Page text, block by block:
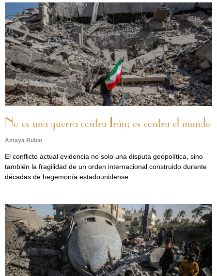
No es una guerra contra Irán; es contra el mundo
Amaya Rubio
El conflicto actual evidencia no solo una disputa geopolítica, sino
también la fragilidad de un orden internacional construido durante
décadas de hegemonía estadounidense